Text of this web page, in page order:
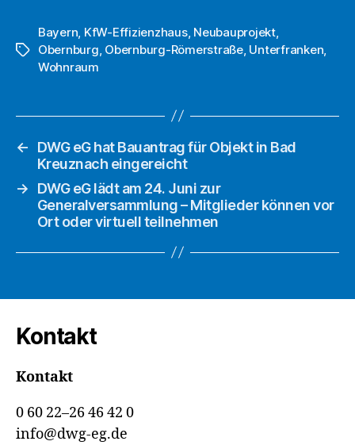
Schlagwörter
Bayern KfW-Effizienzhaus, Neubauprojekt,
Obernburg Obernburg-Römerstraße, Unterfranken
Wohnraum
←
DWG eG hat Bauantrag für Objekt in Bad
Kreuznach eingereicht
→
DWG eG lädt am 24. Juni zur
Generalversammlung – Mitglieder können vor
Ort oder virtuell teilnehmen
Kontakt
Kontakt
0 60 22–26 46 42 0
info@dwg-eg.de